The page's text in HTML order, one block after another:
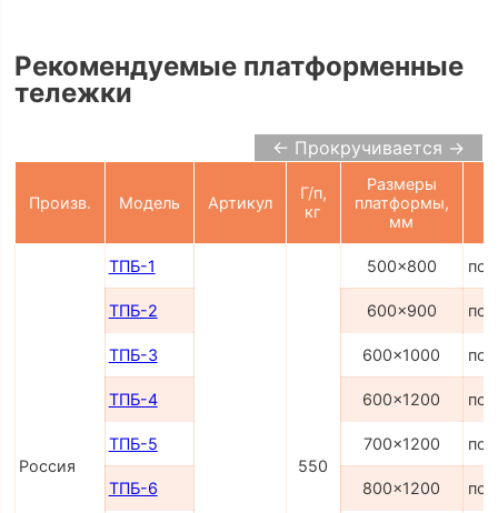
Рекомендуемые платформенные
тележки
← Прокручивается →
Произв. Модель Артикул
Г/п,
кг
Размеры
платформы,
мм
Россия
ТПБ-1
550
500x800 по
ТПБ-2 600x900 по
ТПБ-3 600x1000 по
ТПБ-4 600x1200 по
ТПБ-5 700x1200 по
ТПБ-6 800x1200 по